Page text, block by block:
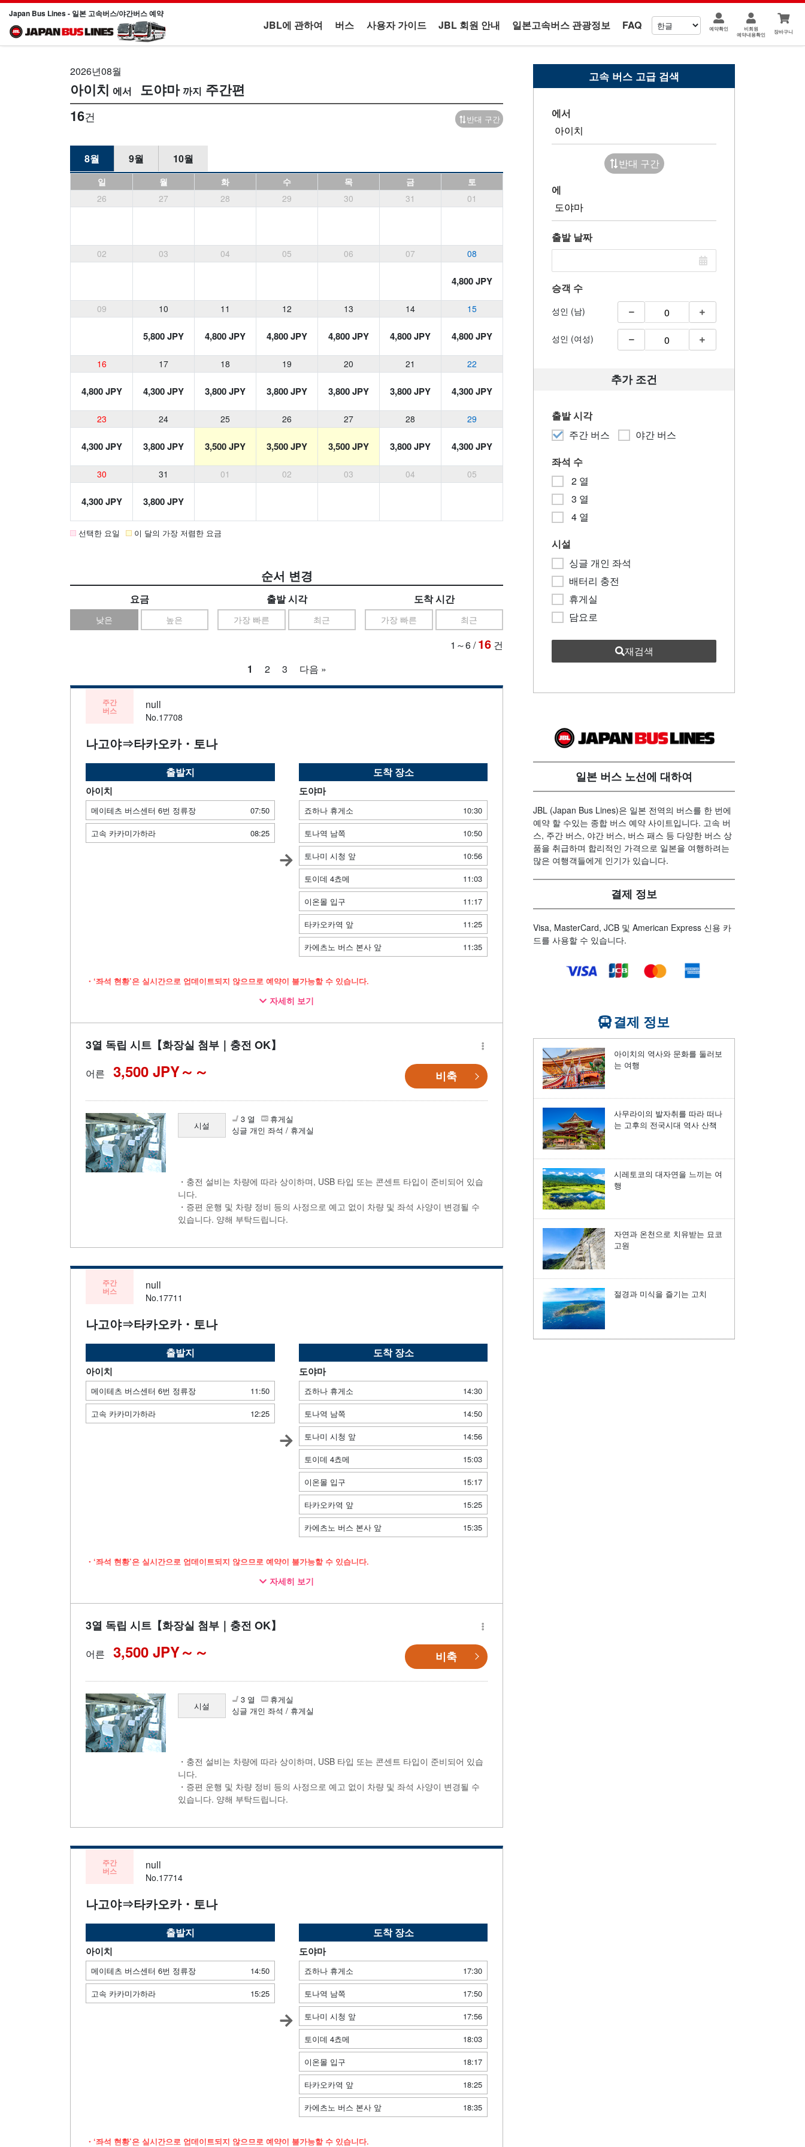
Japan Bus Lines - 일본 고속버스/야간버스 예약
JBL에 관하여 버스 사용자 가이드 JBL 회원 안내 일본고속버스 관광정보 FAQ 예약확인
비회원
예약내용확인
장바구니
2026년08월
아이치 도야마
주간편
16건 반대 구간
8월 9월 10월
일 월 화 수 목 금
토
26
27 28 29 30 31 01
02 03 04 05 06 07 08
4,800 JPY
09 10 11 12 13 14 15
5,800 JPY 4,800 JPY 4,800 JPY 4,800 JPY 4,800 JPY 4,800 JPY
16 17 18 19 20 21 22
4,800 JPY 4,300 JPY 3,800 JPY 3,800 JPY 3,800 JPY 3,800 JPY 4,300 JPY
23 24 25 26 27 28 29
4,300 JPY 3,800 JPY 3,500 JPY 3,500 JPY 3,500 JPY 3,800 JPY 4,300 JPY
30 31 01 02 03 04 05
4,300 JPY 3,800 JPY
선택한 요일 이 달의 가장 저렴한 요금
순서 변경
요금
낮은 높은
출발 시각
가장 빠른 최근
도착 시간
가장 빠른 최근
1～6/16 건
1
2 3 다음 »
주간
버스 null
No.17708
나고야⇒타카오카・토나
출발지
아이치
메이테츠 버스센터 6번 정류장
07:50
고속 카카미가하라
08:25
도착 장소
도야마
죠하나 휴게소
10:30
토나역 남쪽
10:50
토나미 시청 앞
10:56
토이데 4쵸메
11:03
이온몰 입구
11:17
타카오카역 앞
11:25
카에츠노 버스 본사 앞
11:35
・‘좌석 현황’은 실시간으로 업데이트되지 않으므로 예약이 불가능할 수 있습니다.
・넉넉한 공간을 자랑하는 3열 독립 좌석 차량으로 운행자세히 보기
3열 독립 시트【화장실 첨부｜충전 OK】
어른 3,500 JPY～ 비축
시설
3 열
휴게실
싱글 개인 좌석 / 휴게실
・충전 설비는 차량에 따라 상이하며, USB 타입 또는 콘센트 타입이 준비되어 있습
니다.
・증편 운행 및 차량 정비 등의 사정으로 예고 없이 차량 및 좌석 사양이 변경될 수
있습니다. 양해 부탁드립니다.
주간
버스 null
No.17711
나고야⇒타카오카・토나
출발지
아이치
메이테츠 버스센터 6번 정류장
11:50
고속 카카미가하라
12:25
도착 장소
도야마
죠하나 휴게소
14:30
토나역 남쪽
14:50
토나미 시청 앞
14:56
토이데 4쵸메
15:03
이온몰 입구
15:17
타카오카역 앞
15:25
카에츠노 버스 본사 앞
15:35
・‘좌석 현황’은 실시간으로 업데이트되지 않으므로 예약이 불가능할 수 있습니다.
・넉넉한 공간을 자랑하는 3열 독립 좌석 차량으로 운행자세히 보기
3열 독립 시트【화장실 첨부｜충전 OK】
어른 3,500 JPY～ 비축
시설
3 열
휴게실
싱글 개인 좌석 / 휴게실
・충전 설비는 차량에 따라 상이하며, USB 타입 또는 콘센트 타입이 준비되어 있습
니다.
・증편 운행 및 차량 정비 등의 사정으로 예고 없이 차량 및 좌석 사양이 변경될 수
있습니다. 양해 부탁드립니다.
주간
버스 null
No.17714
나고야⇒타카오카・토나
출발지
아이치
메이테츠 버스센터 6번 정류장
14:50
고속 카카미가하라
15:25
도착 장소
도야마
죠하나 휴게소
17:30
토나역 남쪽
17:50
토나미 시청 앞
17:56
토이데 4쵸메
18:03
이온몰 입구
18:17
타카오카역 앞
18:25
카에츠노 버스 본사 앞
18:35
・‘좌석 현황’은 실시간으로 업데이트되지 않으므로 예약이 불가능할 수 있습니다.
고속 버스 고급 검색
에서
반대 구간
에
출발 날짜
승객 수
성인 (남)
성인 (여성)
추가 조건
출발 시각
주간 버스
야간 버스
좌석 수
2 열
3 열
4 열
시설
싱글 개인 좌석
배터리 충전
휴게실
담요로
재검색
일본 버스 노선에 대하여
JBL (Japan Bus Lines)은 일본 전역의 버스를 한 번에
예약 할 수있는 종합 버스 예약 사이트입니다. 고속 버
스, 주간 버스, 야간 버스, 버스 패스 등 다양한 버스 상
품을 취급하며 합리적인 가격으로 일본을 여행하려는
많은 여행객들에게 인기가 있습니다.
결제 정보
Visa, MasterCard, JCB 및 American Express 신용 카
드를 사용할 수 있습니다.
결제 정보
아이치의 역사와 문화를 둘러보
는 여행
사무라이의 발자취를 따라 떠나
는 고후의 전국시대 역사 산책
시레토코의 대자연을 느끼는 여
행
자연과 온천으로 치유받는 묘코
고원
절경과 미식을 즐기는 고치